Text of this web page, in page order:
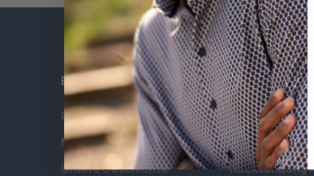
Entdecken
R2 Loyalty Program
News
Unsere Geschichte
Unterstützung
Häufig
Lieferung &
Rücksendung